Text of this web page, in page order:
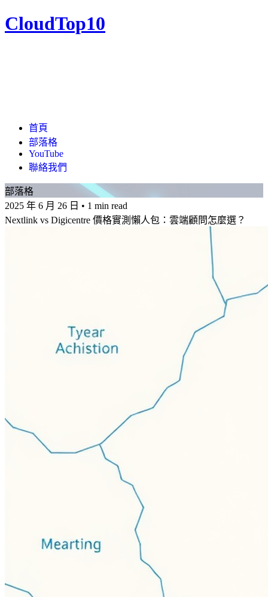
CloudTop10
首頁
部落格
YouTube
聯絡我們
部落格
2025 年 6 月 26 日 • 1 min read
Nextlink vs Digicentre 價格實測懶人包：雲端顧問怎麼選？